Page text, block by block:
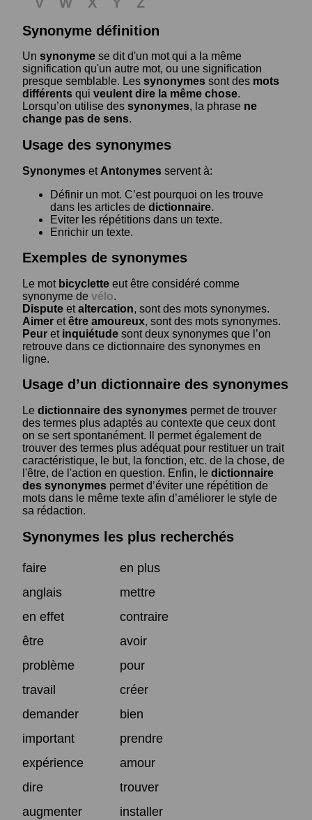
Synonyme définition
Un synonyme se dit d'un mot qui a la même
signification qu'un autre mot, ou une signification
presque semblable. Les synonymes sont des mots
différents qui veulent dire la même chose.
Lorsqu’on utilise des synonymes, la phrase ne
change pas de sens.
Usage des synonymes
Synonymes et Antonymes servent à:
Définir un mot. C’est pourquoi on les trouve
dans les articles de dictionnaire.
Eviter les répétitions dans un texte.
Enrichir un texte.
Exemples de synonymes
Le mot bicyclette eut être considéré comme
synonyme de vélo.
Dispute etaltercation, sont des mots synonymes.
Aimer etêtre amoureux, sont des mots synonymes.
Peur et inquiétude sont deux synonymes que l’on
retrouve dans ce dictionnaire des synonymes en
ligne.
Usage d’un dictionnaire des synonymes
Le dictionnaire des synonymes permet de trouver
des termes plus adaptés au contexte que ceux dont
on se sert spontanément. Il permet également de
trouver des termes plus adéquat pour restituer un trait
caractéristique, le but, la fonction, etc. de la chose, de
l'être, de l'action en question. Enfin, le dictionnaire
des synonymes permet d’éviter une répétition de
mots dans le même texte afin d’améliorer le style de
sa rédaction.
Synonymes les plus recherchés
faire
en plus
anglais
mettre
en effet
contraire
être
avoir
problème
pour
travail
créer
demander
bien
important
prendre
expérience
amour
dire
trouver
augmenter
installer